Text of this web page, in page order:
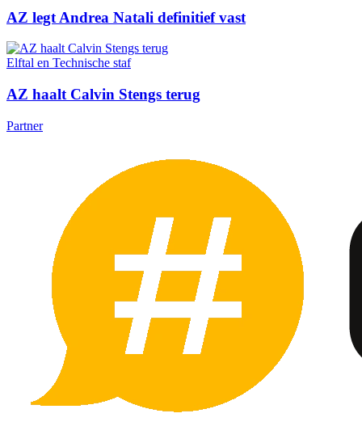
AZ legt Andrea Natali definitief vast
Elftal en Technische staf
AZ haalt Calvin Stengs terug
Partner